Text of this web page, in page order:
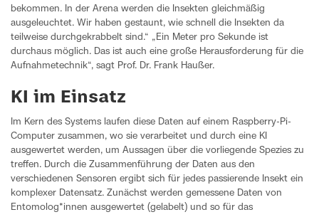
bekommen. In der Arena werden die Insekten gleichmäßig
ausgeleuchtet. Wir haben gestaunt, wie schnell die Insekten da
teilweise durchgekrabbelt sind.“ „Ein Meter pro Sekunde ist
durchaus möglich. Das ist auch eine große Herausforderung für die
Aufnahmetechnik“, sagt Prof. Dr. Frank Haußer.
KI im Einsatz
Im Kern des Systems laufen diese Daten auf einem Raspberry-Pi-
Computer zusammen, wo sie verarbeitet und durch eine KI
ausgewertet werden, um Aussagen über die vorliegende Spezies zu
treffen. Durch die Zusammenführung der Daten aus den
verschiedenen Sensoren ergibt sich für jedes passierende Insekt ein
komplexer Datensatz. Zunächst werden gemessene Daten von
Entomolog*innen ausgewertet (gelabelt) und so für das